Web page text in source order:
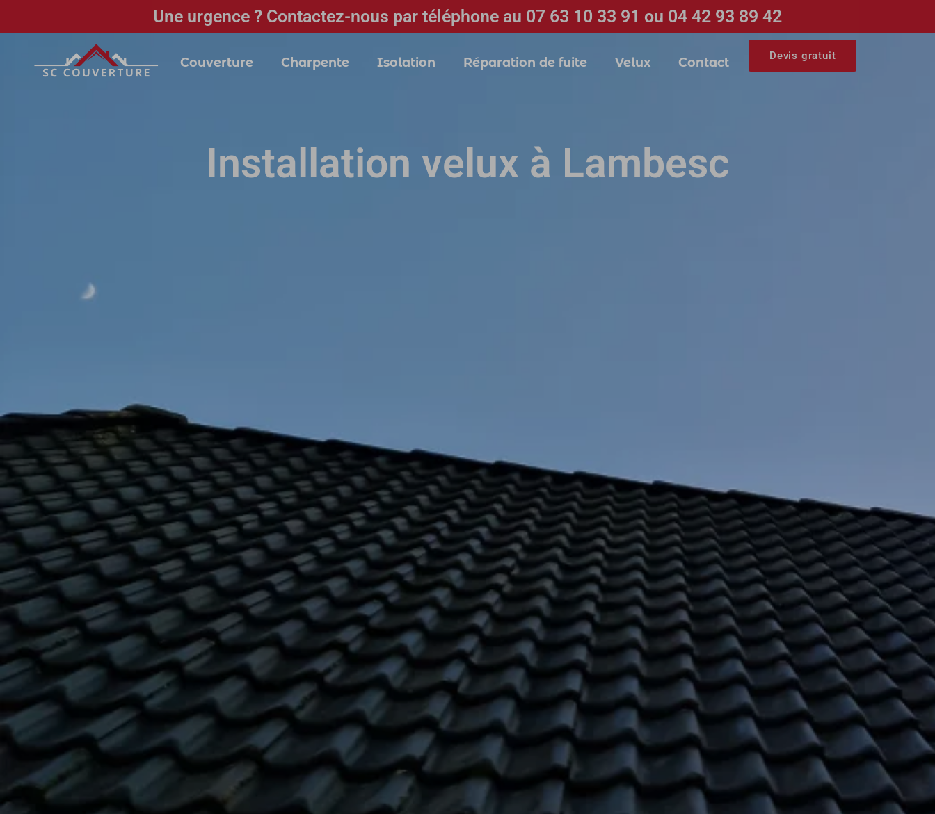
Une urgence ? Contactez-nous par téléphone au 07 63 10 33 91 ou 04 42 93 89 42
Couverture Charpente Isolation Réparation de fuite Velux Contact Devis gratuit
Installation velux à Lambesc